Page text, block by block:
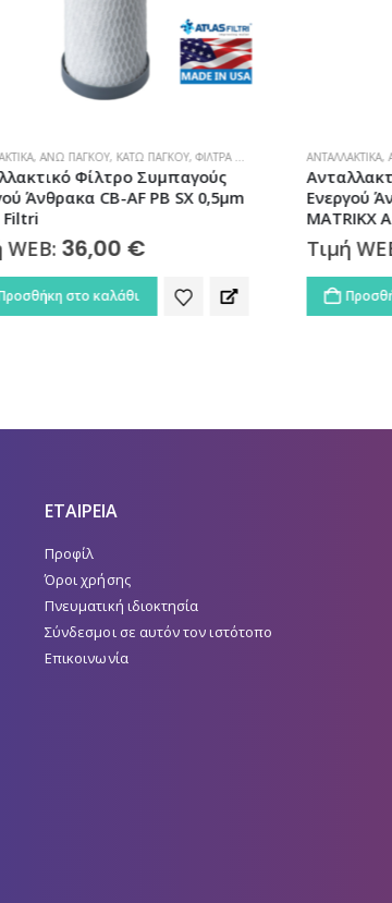
ΑΝΤΑΛΛΑΚΤΙΚΆ,ΆΝΩ ΠΆΓΚΟΥ,ΚΆΤΩ ΠΆΓΚΟΥ ΦΊΛΤΡΑ ΝΕΡΟΎ
Ανταλλακτικό Φίλτρο Συμπαγούς
Ενεργού Άνθρακα CTO SX 5μm
Τιμή WEB:
Προσθήκη στο καλάθι
ΕΤΑΙΡΕΙΑ
Προφίλ
Όροι χρήσης
Πνευματική ιδιοκτησία
Σύνδεσμοι σε αυτόν τον ιστότοπο
Επικοινωνία